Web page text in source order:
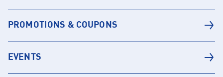
PROMOTIONS & COUPONS
EVENTS